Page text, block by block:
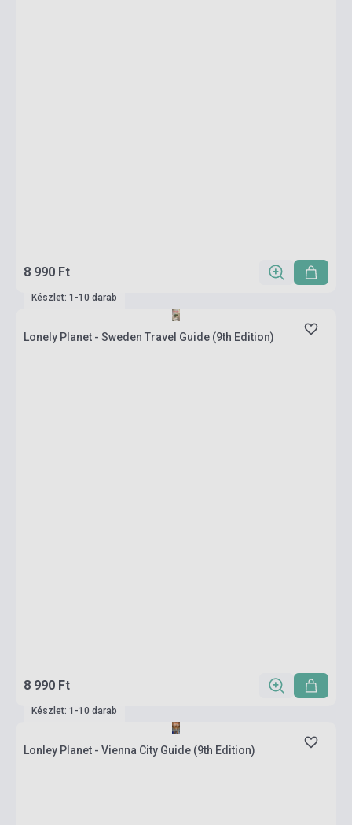
8 990 Ft
Készlet: 1-10 darab
Lonely Planet - Sweden Travel Guide (9th Edition)
8 990 Ft
Készlet: 1-10 darab
Lonley Planet - Vienna City Guide (9th Edition)